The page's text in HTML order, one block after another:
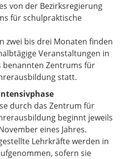
von der Bezirksregierung
für schulpraktische
zwei bis drei Monaten finden
Veranstaltungen in
Zentrums für
statt.
durch das Zentrum für
beginnt jeweils
eines Jahres.
Lehrkräfte werden in
sofern sie